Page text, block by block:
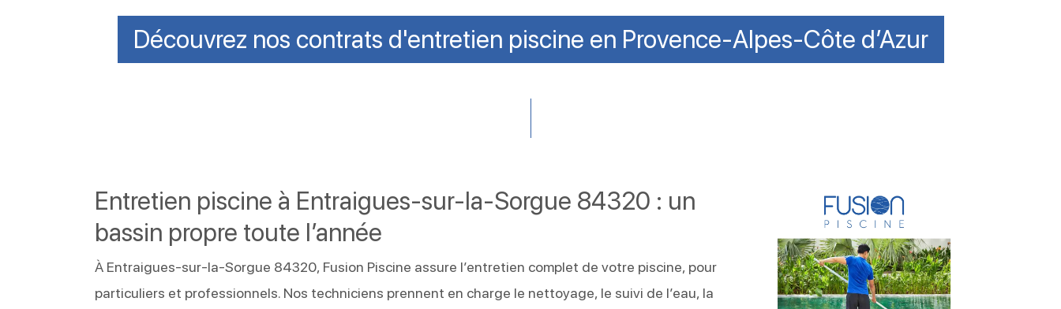
Découvrez nos contrats d'entretien piscine en Provence-Alpes-Côte d’Azur
Entretien piscine à Entraigues-sur-la-Sorgue 84320 : un
bassin propre toute l’année
À Entraigues-sur-la-Sorgue 84320, Fusion Piscine assure l’entretien complet de votre piscine, pour
particuliers et professionnels. Nos techniciens prennent en charge le nettoyage, le suivi de l’eau, la